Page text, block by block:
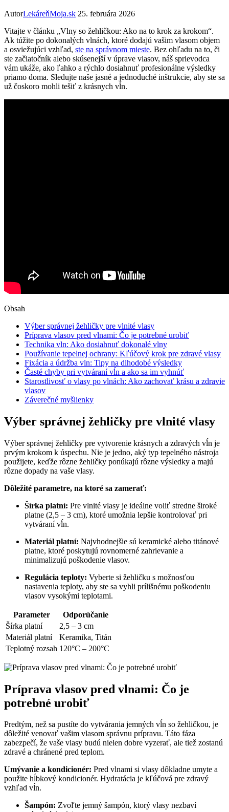
AutorLekáreňMoja.sk 25. februára 2026
Vitajte v článku „Vlny so žehličkou: Ako na to krok za krokom“.
Ak túžite po dokonalých vlnách, ktoré dodajú vašim vlasom objem
a osviežujúci vzhľad, ste na správnom mieste. Bez ohľadu na to, či
ste začiatočník alebo skúsenejší v úprave vlasov, náš sprievodca
vám ukáže, ako ľahko a rýchlo dosiahnuť profesionálne výsledky
priamo doma. Sledujte naše jasné a jednoduché inštrukcie, aby ste sa
už čoskoro mohli tešiť z krásnych vĺn.
Obsah
Výber správnej žehličky pre vlnité vlasy
Príprava vlasov pred vlnami: Čo je potrebné urobiť
Technika vln: Ako dosiahnuť dokonalé vlny
Používanie tepelnej ochrany: Kľúčový krok pre zdravé vlasy
Fixácia a údržba vln: Tipy na dlhodobé výsledky
Časté chyby pri vytváraní vĺn a ako sa im vyhnúť
Starostlivosť o vlasy po vlnách: Ako zachovať krásu a zdravie
vlasov
Záverečné myšlienky
Výber správnej žehličky pre vlnité vlasy
Výber správnej žehličky pre vytvorenie krásnych a zdravých vĺn je
prvým krokom k úspechu. Nie je jedno, aký typ tepelného nástroja
použijete, keďže rôzne žehličky ponúkajú rôzne výsledky a majú
rôzne dopady na vaše vlasy.
Dôležité parametre, na ktoré sa zamerať:
Šírka platní: Pre vlnité vlasy je ideálne voliť stredne široké
platne (2,5 – 3 cm), ktoré umožnia lepšie kontrolovať pri
vytváraní vĺn.
Materiál platní: Najvhodnejšie sú keramické alebo titánové
platne, ktoré poskytujú rovnomerné zahrievanie a
minimalizujú poškodenie vlasov.
Regulácia teploty: Vyberte si žehličku s možnosťou
nastavenia teploty, aby ste sa vyhli prílišnému poškodeniu
vlasov vysokými teplotami.
Parameter
Odporúčanie
Šírka platní
2,5 – 3 cm
Materiál platní
Keramika, Titán
Teplotný rozsah 120°C – 200°C
Príprava vlasov pred vlnami: Čo je
potrebné urobiť
Predtým, než sa pustíte do vytvárania jemných vĺn so žehličkou, je
dôležité venovať vašim vlasom správnu prípravu. Táto fáza
zabezpečí, že vaše vlasy budú nielen dobre vyzerať, ale tiež zostanú
zdravé a chránené pred teplom.
Umývanie a kondicionér: Pred vlnami si vlasy dôkladne umyte a
použite hĺbkový kondicionér. Hydratácia je kľúčová pre zdravý
vzhľad vĺn.
Šampón: Zvoľte jemný šampón, ktorý vlasy nezbaví